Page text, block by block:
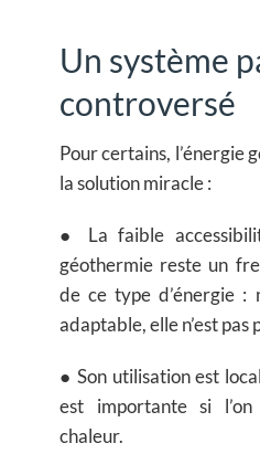
Un système
controversé
Pour certains, l’énergie
la solution miracle :
● La faible
géothermie reste un
de ce type d’énergie :
adaptable, elle n’est pas
● Son utilisation est
est importante si
chaleur.